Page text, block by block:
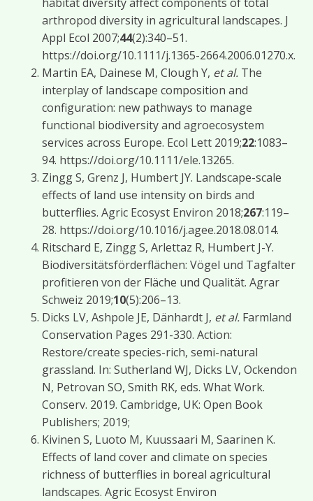
arthropod diversity in agricultural landscapes. J
Appl Ecol 2007;44(2):340–51.
https://doi.org/10.1111/j.1365-2664.2006.01270.x.
Martin EA, Dainese M, Clough Y, et al. The
interplay of landscape composition and
configuration: new pathways to manage
functional biodiversity and agroecosystem
services across Europe. Ecol Lett 2019;22:1083–
94. https://doi.org/10.1111/ele.13265.
Zingg S, Grenz J, Humbert JY. Landscape-scale
effects of land use intensity on birds and
butterflies. Agric Ecosyst Environ 2018;267:119–
28. https://doi.org/10.1016/j.agee.2018.08.014.
Ritschard E, Zingg S, Arlettaz R, Humbert J-Y.
Biodiversitätsförderflächen: Vögel und Tagfalter
profitieren von der Fläche und Qualität. Agrar
Schweiz 2019;10(5):206–13.
Dicks LV, Ashpole JE, Dänhardt J, et al. Farmland
Conservation Pages 291-330. Action:
Restore/create species-rich, semi-natural
grassland. In: Sutherland WJ, Dicks LV, Ockendon
N, Petrovan SO, Smith RK, eds. What Work.
Conserv. 2019. Cambridge, UK: Open Book
Publishers; 2019;
Kivinen S, Luoto M, Kuussaari M, Saarinen K.
Effects of land cover and climate on species
richness of butterflies in boreal agricultural
landscapes. Agric Ecosyst Environ